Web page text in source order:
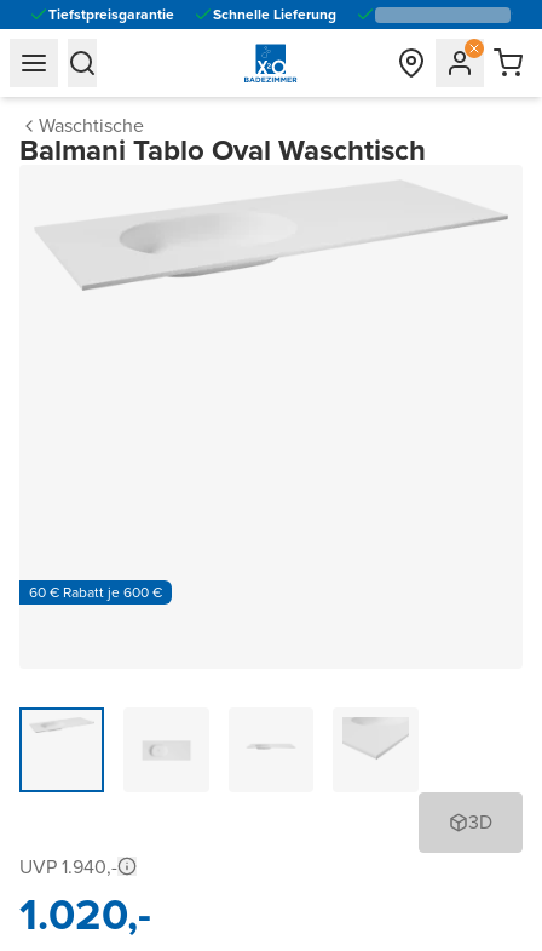
Tiefstpreisgarantie Schnelle Lieferung
general.navigation.toggle_menu.label
general.navigation.toggle_menu.label
Waschtische
Balmani Tablo Oval Waschtisch
60 € Rabatt je 600 €
3D
UVP 1.940,-
1.020,-